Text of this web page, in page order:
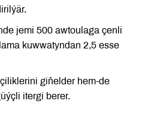
jemi 500 awtoulaga çenli
kuwwatyndan 2,5 esse
giňelder hem-de
itergi berer.